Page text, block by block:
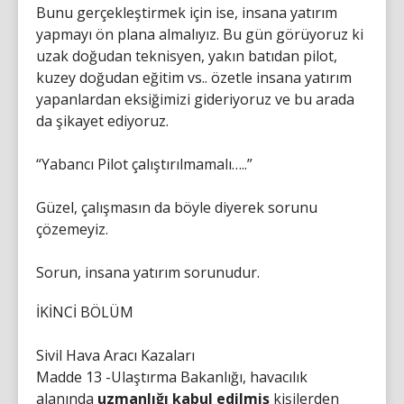
Bunu gerçekleştirmek için ise, insana yatırım
yapmayı ön plana almalıyız. Bu gün görüyoruz ki
uzak doğudan teknisyen, yakın batıdan pilot,
kuzey doğudan eğitim vs.. özetle insana yatırım
yapanlardan eksiğimizi gideriyoruz ve bu arada
da şikayet ediyoruz.
“Yabancı Pilot çalıştırılmamalı…..”
Güzel, çalışmasın da böyle diyerek sorunu
çözemeyiz.
Sorun, insana yatırım sorunudur.
İKİNCİ BÖLÜM
Sivil Hava Aracı Kazaları
Madde 13 -Ulaştırma Bakanlığı, havacılık
alanında uzmanlığı kabul edilmiş kişilerden